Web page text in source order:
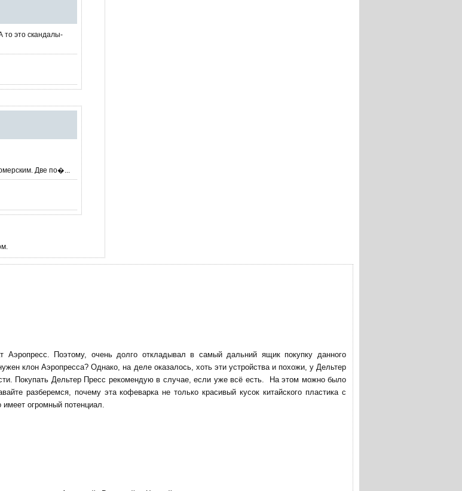
то это скандалы-
Две по�...
Аэропресс. Поэтому, очень долго откладывал в самый дальний ящик покупку данного
клон Аэропресса? Однако, на деле оказалось, хоть эти устройства и похожи, у Дельтер
Покупать Дельтер Пресс рекомендую в случае, если уже всё есть. На этом можно было
разберемся, почему эта кофеварка не только красивый кусок китайского пластика с
имеет огромный потенциал.